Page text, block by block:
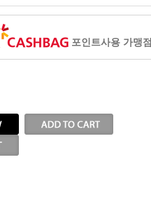
포인트사용 가맹점